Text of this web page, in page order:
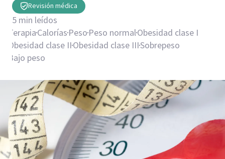
Revisión médica
5 min leídos
TerapiaCalorías Peso Peso normalObesidad clase I
Obesidad clase IIObesidad clase IIISobrepeso
Bajo peso